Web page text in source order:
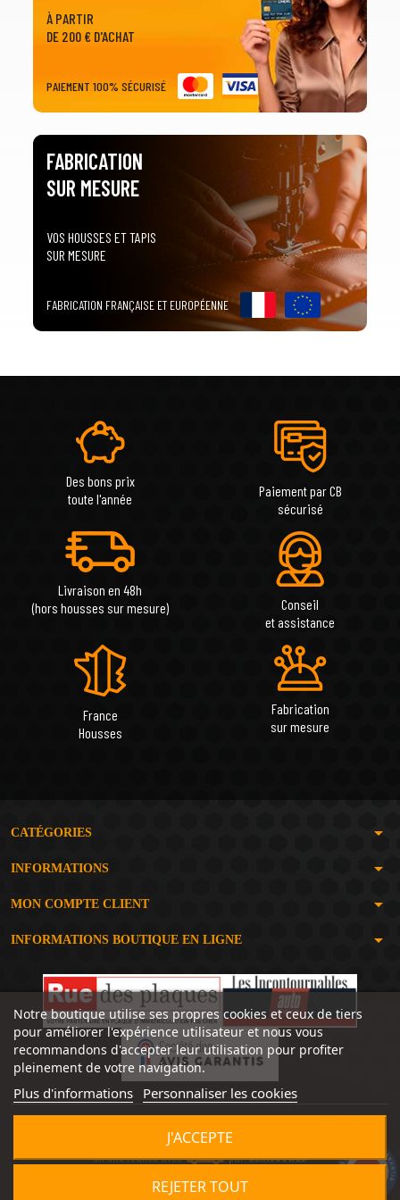
Toutes les marques
arrow_drop_down
Tous les modèles
arrow_drop_down
À PARTIR
DE 200 € D'ACHAT
PAIEMENT 100% SÉCURISÉ
FABRICATION
SUR MESURE
VOS HOUSSES ET TAPIS
SUR MESURE
FABRICATION FRANÇAISE ET EUROPÉENNE
Des bons prix
toute l'année
Paiement par CB
sécurisé
Livraison en 48h
(hors housses sur mesure)
Conseil
et assistance
France
Housses
Fabrication
sur mesure
CATÉGORIES arrow_drop_down
INFORMATIONS arrow_drop_down
MON COMPTE CLIENT arrow_drop_down
INFORMATIONS BOUTIQUE EN LIGNE arrow_drop_down
Notre boutique utilise ses propres cookies et ceux de tiers
pour améliorer l'expérience utilisateur et nous vous
recommandons d'accepter leur utilisation pour profiter
pleinement de votre navigation.
Plus d'informations Personnaliser les cookies
REJETER TOUT
J'ACCEPTE
Un site réalisé avec par SERIOUSWEB
9.2